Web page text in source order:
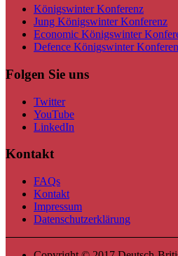
Königswinter Konferenz
Jung Königswinter Konferenz
Economic Königswinter
Defence Königswinter
Folgen Sie uns
Twitter
YouTube
LinkedIn
Kontakt
FAQs
Kontakt
Impressum
Datenschutzerklärung